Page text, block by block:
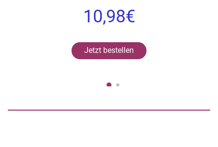
10,98€
Jetzt bestellen